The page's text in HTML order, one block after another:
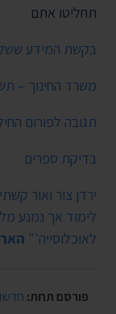
תחליטו אתם
בקשת המידע
משרד החינוך –
תגובה לפורום
בדיקת ספרים
ירדן צור ואור
לימוד אך נמנע
לאוכלוסייה'"
פורסם תחת: